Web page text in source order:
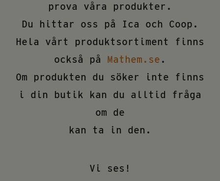
prova våra produkter.
Du hittar oss på Ica och Coop.
Hela vårt produktsortiment finns
också på Mathem.se .
Om produkten du söker inte finns
i din butik kan du alltid fråga
om de
kan ta in den.
Vi ses!